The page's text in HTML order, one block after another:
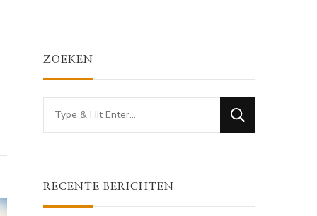
ZOEKEN
Looking
for
RECENTE BERICHTEN